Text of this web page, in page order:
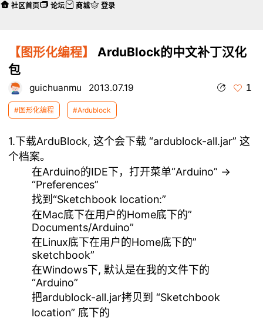
【图形化编程】
ArduBlock的中文补丁汉化
包
guichuanmu 2013.07.19 1
#图形化编程 #Ardublock
1.下载ArduBlock, 这个会下载 “ardublock-all.jar” 这
个档案。
在Arduino的IDE下，打开菜单“Arduino” ->
“Preferences”
找到“Sketchbook location:”
在Mac底下在用户的Home底下的”
Documents/Arduino”
在Linux底下在用户的Home底下的”
sketchbook”
在Windows下, 默认是在我的文件下的
“Arduino”
把ardublock-all.jar拷贝到 “Sketchbook
location” 底下的
社区首页 论坛 商城 登录